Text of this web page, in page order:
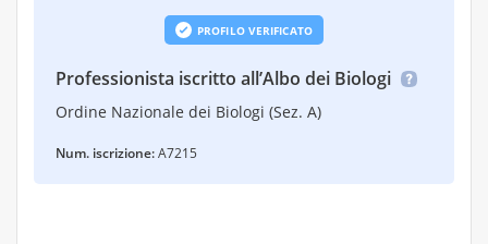
PROFILO VERIFICATO
Professionista iscritto all’Albo dei Biologi
Ordine Nazionale dei Biologi (Sez. A)
Num. iscrizione:A7215